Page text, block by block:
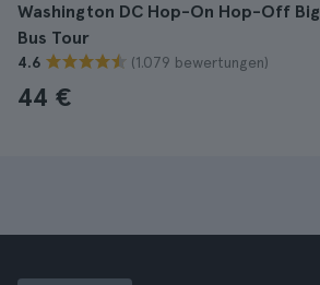
Washington DC Hop-On Hop-Off Big
Bus Tour
4.6 (1.079 bewertungen)
44 €